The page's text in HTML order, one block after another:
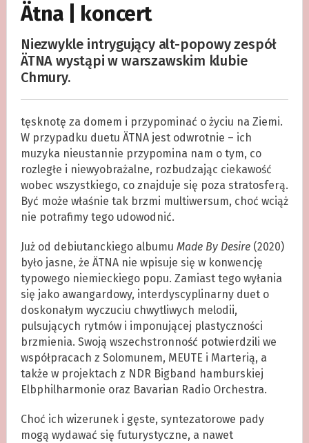
Ätna | koncert
Niezwykle intrygujący alt-popowy zespół
ÄTNA wystąpi w warszawskim klubie
Chmury.
tęsknotę za domem i przypominać o życiu na Ziemi.
W przypadku duetu ÄTNA jest odwrotnie – ich
muzyka nieustannie przypomina nam o tym, co
rozległe i niewyobrażalne, rozbudzając ciekawość
wobec wszystkiego, co znajduje się poza stratosferą.
Być może właśnie tak brzmi multiwersum, choć wciąż
nie potrafimy tego udowodnić.
Już od debiutanckiego albumu Made By Desire(2020)
było jasne, że ÄTNA nie wpisuje się w konwencję
typowego niemieckiego popu. Zamiast tego wyłania
się jako awangardowy, interdyscyplinarny duet o
doskonałym wyczuciu chwytliwych melodii,
pulsujących rytmów i imponującej plastyczności
brzmienia. Swoją wszechstronność potwierdzili we
współpracach z Solomunem, MEUTE i Marterią, a
także w projektach z NDR Bigband hamburskiej
Elbphilharmonie oraz Bavarian Radio Orchestra.
Choć ich wizerunek i gęste, syntezatorowe pady
mogą wydawać się futurystyczne, a nawet